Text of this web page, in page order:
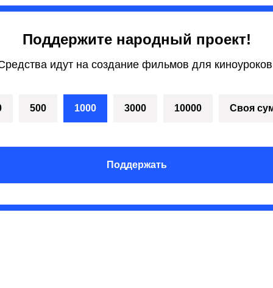
Поддержите народный проект!
идут на создание фильмов для
500 1000 3000 10000 Своя
Поддержать